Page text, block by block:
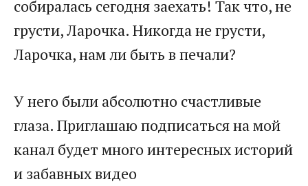
собиралась сегодня заехать! Так что, не
грусти, Ларочка. Никогда не грусти,
Ларочка, нам ли быть в печали?
У него были абсолютно счастливые
глаза. Приглашаю подписаться на мой
канал будет много интересных историй
и забавных видео